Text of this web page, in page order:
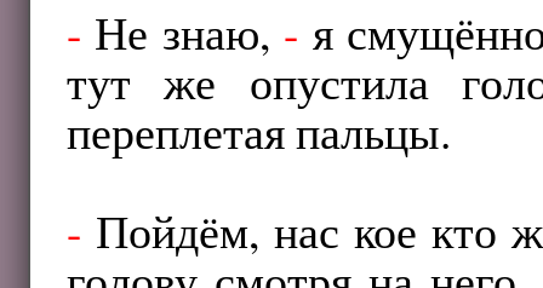
- Не знаю, - я
тут же опустила
переплетая пальцы.
- Пойдём, нас кое кто